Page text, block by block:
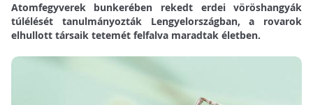
Atomfegyverek bunkerében rekedt erdei vöröshangyák
túlélését tanulmányozták Lengyelországban, a rovarok
elhullott társaik tetemét felfalva maradtak életben.